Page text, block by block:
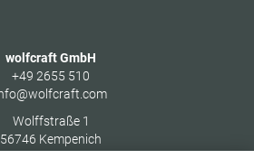
wolfcraft GmbH
+49 2655 510
Wolffstraße 1
56746 Kempenich